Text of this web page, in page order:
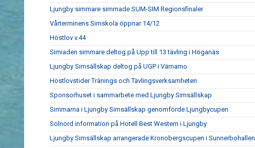
Ljungby simmare simmade SUM-SIM Regionsfinaler
Vårterminens Simskola öppnar 14/12
Höstlov v.44
Simiaden simmare deltog på Upp till 13 tävling i Höganäs
Ljungby Simsällskap deltog på UGP i Värnamo
Höstlovstider Tränings och Tävlingsverksamheten
Sponsorhuset i sammarbete med Ljungby Simsällskap
Simmarna i Ljungby Simsällskap genomförde Ljungbycupen
Solnord information på Hotell Best Western i Ljungby
Ljungby Simsällskap arrangerade Kronobergscupen i Sunnerbohallen